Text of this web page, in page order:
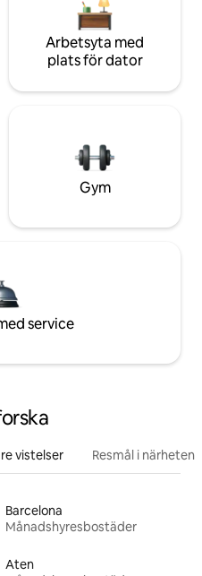
Arbetsyta med
plats för dator
Gym
service
vistelser Resmål i närheten
Barcelona
Månadshyresbostäder
Aten